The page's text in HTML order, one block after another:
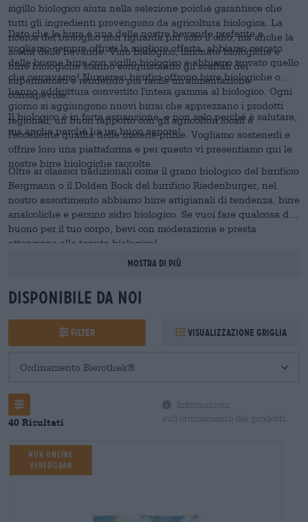
sigillo biologico aiuta nella selezione poiché garantisce che
tutti gli ingredienti provengono da agricoltura biologica. La
ricerca del biologico non riguarda più solo il cibo, ma anche la
scelta delle bevande. Vino biologico, limonate biologiche e
birre biologiche stanno conquistando gli scaffali dei
supermercati e rendendo più facile un'alimentazione
consapevole.
Dato che la birra è una delle nostre bevande preferite e
vogliamo sempre offrirti la migliore offerta, abbiamo cercato
delle buone birre con sigillo biologico e abbiamo trovato quello
che cercavamo! Numerosi birrifici offrono birre biologiche o
hanno addirittura convertito l'intera gamma al biologico. Ogni
giorno si aggiungono nuovi birrai che apprezzano i prodotti
regionali, un buon rapporto con gli agricoltori locali e
l'eccellente qualità delle materie prime. Vogliamo sostenerli e
offrire loro una piattaforma e per questo vi presentiamo qui le
nostre birre biologiche raccolte.
Il biologico è in forte espansione, e non solo perché è salutare,
ma anche perché ha un buon sapore!
Oltre ai classici tradizionali come il grano biologico del birrificio
Bergmann o il Dolden Bock del birrificio Riedenburger, nel
nostro assortimento abbiamo birre artigianali di tendenza, birre
analcoliche e persino sidro biologico. Se vuoi fare qualcosa di
buono per il tuo corpo, bevi con moderazione e presta
attenzione alla tenuta biologica!
Mostra di più
Disponibile da noi
Filter Visualizzazione griglia
Filter
40 Risultati
Informazioni
sull'ordinamento dei prodotti
Nur Online
verfügbar